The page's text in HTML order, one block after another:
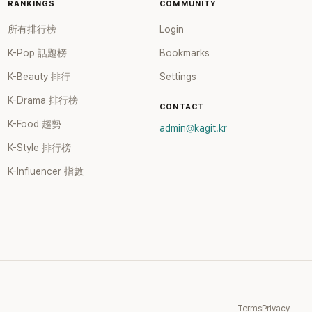
RANKINGS
所有排行榜
K-Pop 話題榜
K-Beauty 排行
K-Drama 排行榜
K-Food 趨勢
K-Style 排行榜
K-Influencer 指數
COMMUNITY
Login
Bookmarks
Settings
CONTACT
admin@kagit.kr
TermsPrivacy